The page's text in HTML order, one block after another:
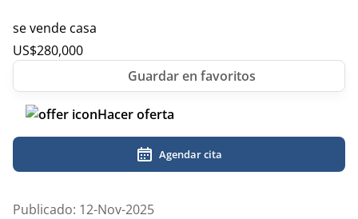
se vende casa
US$280,000
Hacer oferta
Agendar cita
Publicado: 12-Nov-2025